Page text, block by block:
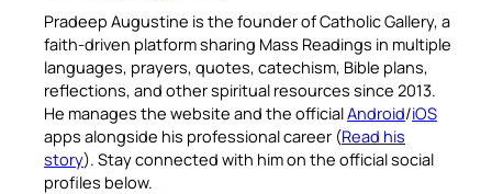
Pradeep Augustine is the founder of Catholic Gallery, a
faith-driven platform sharing Mass Readings in multiple
languages, prayers, quotes, catechism, Bible plans,
reflections, and other spiritual resources since 2013.
He manages the website and the officialAndroid/iOS
apps alongside his professional career (Read his
story). Stay connected with him on the official social
profiles below.